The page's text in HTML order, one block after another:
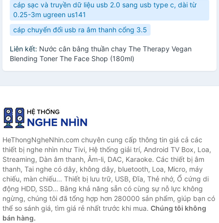
cáp sạc và truyền dữ liệu usb 2.0 sang usb type c, dài từ
0.25-3m ugreen us141
cáp chuyển đổi usb ra âm thanh cổng 3.5
Liên kết: Nước cân bằng thuần chay The Therapy Vegan
Blending Toner The Face Shop (180ml)
HeThongNgheNhin.com chuyên cung cấp thông tin giá cả các
thiết bị nghe nhìn như Tivi, Hệ thống giải trí, Android TV Box, Loa,
Streaming, Dàn âm thanh, Âm-li, DAC, Karaoke. Các thiết bị âm
thanh, Tai nghe có dây, không dây, bluetooth, Loa, Micro, máy
chiếu, màn chiếu... Thiết bị lưu trữ, USB, Đĩa, Thẻ nhớ, Ổ cứng di
động HDD, SSD... Bằng khả năng sẵn có cùng sự nỗ lực không
ngừng, chúng tôi đã tổng hợp hơn 280000 sản phẩm, giúp bạn có
thể so sánh giá, tìm giá rẻ nhất trước khi mua. Chúng tôi không
bán hàng.